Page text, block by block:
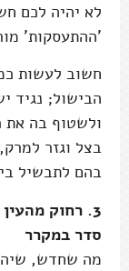
לא יהיה לכם
'ההתעסקות'
חשוב לעשות
הבישול; נגיד
ולשטוף בה את
בצל וגזר
בהם לתבשיל
3. רחוק
סדר במקרר
מה שחדש,